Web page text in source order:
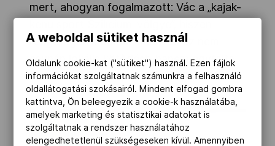
mert, ahogyan fogalmazott: Vác a „kajak-
rengetegen indultak innen, és ez nem
csupán lokális kötődést, hanem egyfajta
életszemléletet is jelent számukra.
A weboldal sütiket használ
Oldalunk cookie-kat ("sütiket") használ. Ezen fájlok
információkat szolgáltatnak számunkra a felhasználó
oldallátogatási szokásairól. Mindent elfogad gombra
kattintva, Ön beleegyezik a cookie-k használatába,
amelyek marketing és statisztikai adatokat is
szolgáltatnak a rendszer használatához
elengedhetetlenül szükségeseken kívül. Amennyiben